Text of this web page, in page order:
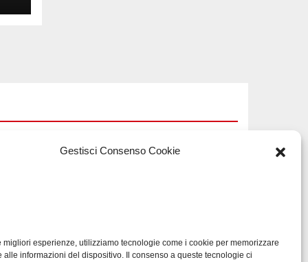
Gestisci Consenso Cookie
migliori esperienze, utilizziamo tecnologie come i cookie per memorizzare
alle informazioni del dispositivo. Il consenso a queste tecnologie ci
guida pratica alla
scelta efficace
LUG 17, 2026 ADMIN